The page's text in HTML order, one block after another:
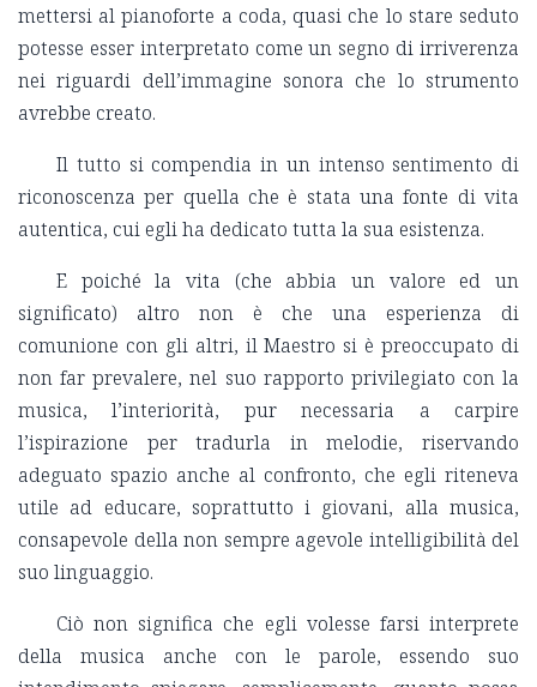
mettersi al pianoforte a coda, quasi che lo stare seduto
potesse esser interpretato come un segno di irriverenza
nei riguardi dell’immagine sonora che lo strumento
avrebbe creato.
Il tutto si compendia in un intenso sentimento di
riconoscenza per quella che è stata una fonte di vita
autentica, cui egli ha dedicato tutta la sua esistenza.
E poiché la vita (che abbia un valore ed un
significato) altro non è che una esperienza di
comunione con gli altri, il Maestro si è preoccupato di
non far prevalere, nel suo rapporto privilegiato con la
musica, l’interiorità, pur necessaria a carpire
l’ispirazione per tradurla in melodie, riservando
adeguato spazio anche al confronto, che egli riteneva
utile ad educare, soprattutto i giovani, alla musica,
consapevole della non sempre agevole intelligibilità del
suo linguaggio.
Ciò non significa che egli volesse farsi interprete
della musica anche con le parole, essendo suo